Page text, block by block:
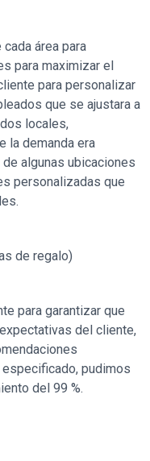
área para
para maximizar el
para personalizar
que se ajustara a
locales,
la demanda era
algunas ubicaciones
personalizadas que
de regalo)
para garantizar que
del cliente,
pudimos
del 99 %.